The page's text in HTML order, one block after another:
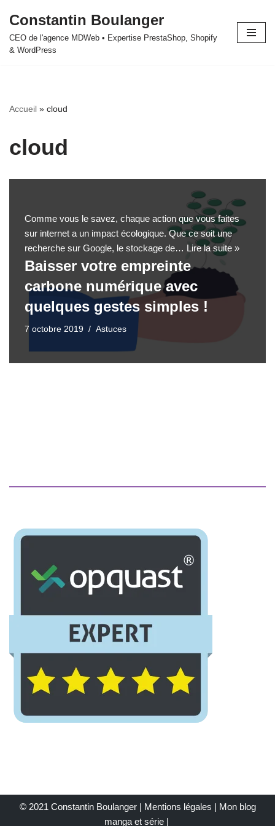
Aller
au
Constantin Boulanger
CEO de l'agence MDWeb • Expertise PrestaShop, Shopify
& WordPress
Accueil » cloud
cloud
Comme vous le savez, chaque action que vous faites
sur internet a un impact écologique. Que ce soit une
recherche sur Google, le stockage de… Lire la suite »
Baisser votre empreinte
carbone numérique avec
quelques gestes simples !
7 octobre 2019 Astuces
© 2021 Constantin Boulanger | Mentions légales | Mon blog
manga et série|